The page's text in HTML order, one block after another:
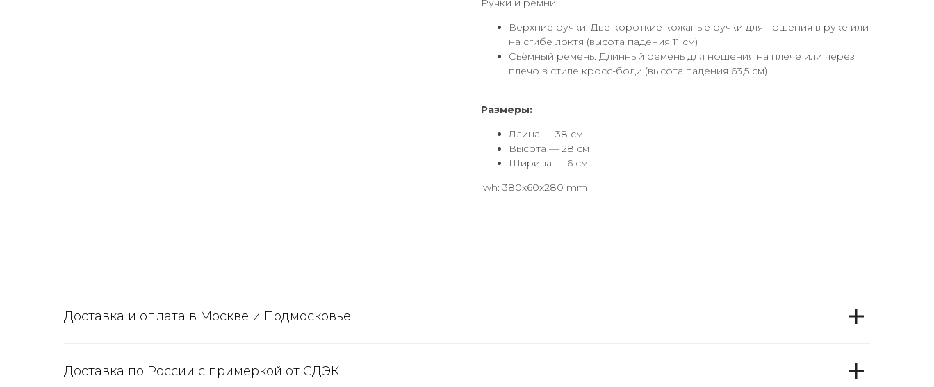
Ручки и ремни:
Верхние ручки: Две короткие кожаные ручки для ношения в руке или
на сгибе локтя (высота падения 11 см)
Съёмный ремень: Длинный ремень для ношения на плече или через
плечо в стиле кросс-боди (высота падения 63,5 см)
Размеры:
Длина — 38 см
Высота — 28 см
Ширина — 6 см
lwh: 380x60x280 mm
Доставка и оплата в Москве и Подмосковье
Доставка по России с примеркой от СДЭК